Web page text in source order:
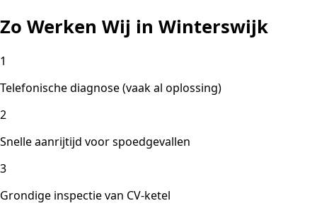
Zo Werken Wij in Winterswijk
1
Telefonische diagnose (vaak al oplossing)
2
Snelle aanrijtijd voor spoedgevallen
3
Grondige inspectie van CV-ketel